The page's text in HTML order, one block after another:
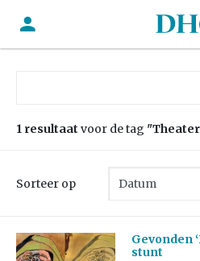
1 resultaat voor de tag
Sorteer op
Gevonden
stunt